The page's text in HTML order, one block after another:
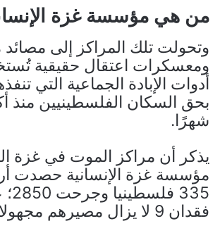
من هي مؤسسة غزة
وتحولت تلك المراكز إلى
ومعسكرات اعتقال حقيقية
أدوات الإبادة الجماعية التي
شهرًا.
يذكر أن مراكز الموت في غزة
مؤسسة غزة الإنسانية حصدت
335
فقدان 9 لا يزال مصيرهم مجهولا لدى ذويهم.